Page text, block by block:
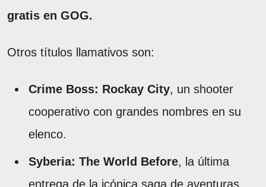
gratis en GOG.
Otros títulos llamativos son:
Crime Boss: Rockay City, un shooter
cooperativo con grandes nombres en su
elenco.
Syberia: The World Before, la última
entrega de la icónica saga de aventuras